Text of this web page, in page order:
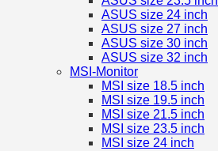
ASUS size 24 inch
ASUS size 27 inch
ASUS size 30 inch
ASUS size 32 inch
MSI-Monitor
MSI size 18.5 inch
MSI size 19.5 inch
MSI size 21.5 inch
MSI size 23.5 inch
MSI size 24 inch